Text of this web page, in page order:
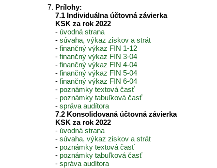
Prílohy:
7.1 Individuálna účtovná závierka
KSK za rok 2022
- úvodná strana
- súvaha, výkaz ziskov a strát
- finančný výkaz FIN 1-12
- finančný výkaz FIN 3-04
- finančný výkaz FIN 4-04
- finančný výkaz FIN 5-04
- finančný výkaz FIN 6-04
- poznámky textová časť
- poznámky tabuľková časť
- správa audítora
7.2 Konsolidovaná účtovná závierka
KSK za rok 2022
- úvodná strana
- súvaha, výkaz ziskov a strát
- poznámky textová časť
- poznámky tabuľková časť
- správa audítora